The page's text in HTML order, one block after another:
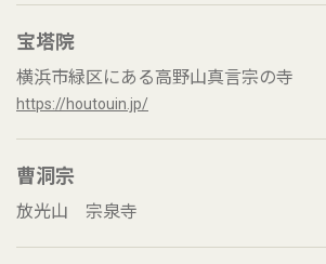
宝塔院
横浜市緑区にある高野山真言宗の寺
https://houtouin.jp/
曹洞宗
放光山 宗泉寺